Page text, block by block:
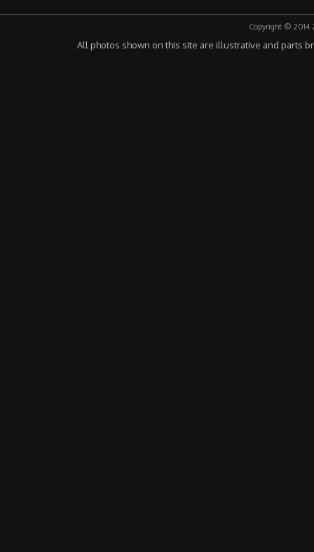
Copyright © 2014
All photos shown on this site are illustrative and parts